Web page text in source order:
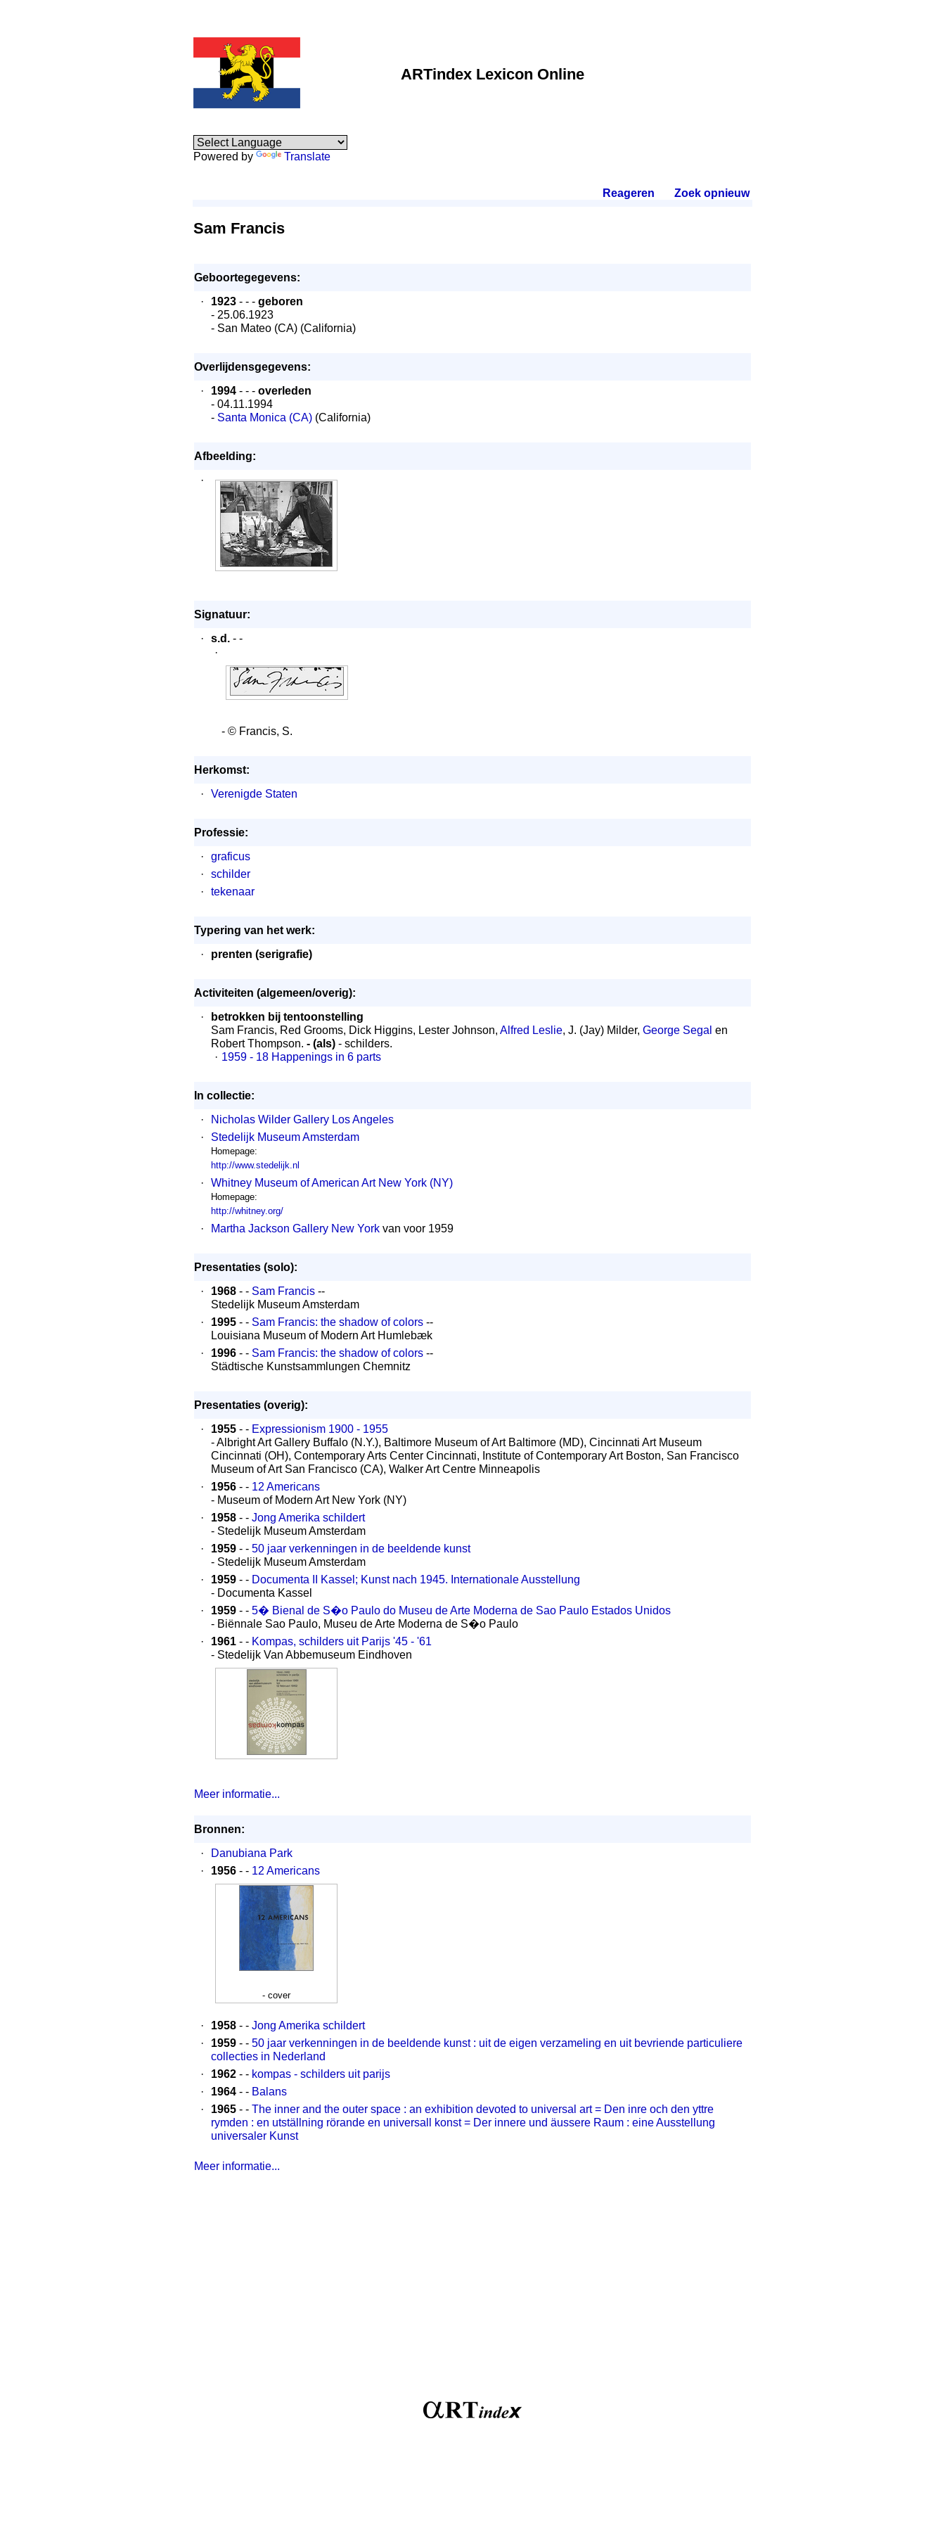
ARTindex Lexicon Online
Powered by Translate
Reageren Zoek opnieuw.
Sam Francis
Geboortegegevens:
·
1923 - - - geboren
- 25.06.1923
- San Mateo (CA) (California)
Overlijdensgegevens:
·
1994 - - - overleden
- 04.11.1994
- Santa Monica (CA) (California)
Afbeelding:
·
Signatuur:
·
s.d. - -
·
- © Francis, S.
Herkomst:
·
Verenigde Staten
Professie:
·
graficus
·
schilder
·
tekenaar
Typering van het werk:
·
prenten (serigrafie)
Activiteiten (algemeen/overig):
·
betrokken bij tentoonstelling
Sam Francis, Red Grooms, Dick Higgins, Lester Johnson, Alfred Leslie, J. (Jay) Milder, George Segal en
Robert Thompson. - (als) - schilders.
· 1959 - 18 Happenings in 6 parts
In collectie:
·
Nicholas Wilder Gallery Los Angeles
·
Stedelijk Museum Amsterdam
Homepage:
http://www.stedelijk.nl
· Whitney Museum of American Art New York (NY)
Homepage:
http://whitney.org/
· Martha Jackson Gallery New York van voor 1959
Presentaties (solo):
·
1968 - - Sam Francis --
Stedelijk Museum Amsterdam
·
1995 - - Sam Francis: the shadow of colors --
Louisiana Museum of Modern Art Humlebæk
·
1996 - - Sam Francis: the shadow of colors --
Städtische Kunstsammlungen Chemnitz
Presentaties (overig):
·
1955 - - Expressionism 1900 - 1955
- Albright Art Gallery Buffalo (N.Y.), Baltimore Museum of Art Baltimore (MD), Cincinnati Art Museum
Cincinnati (OH), Contemporary Arts Center Cincinnati, Institute of Contemporary Art Boston, San Francisco
Museum of Art San Francisco (CA), Walker Art Centre Minneapolis
·
1956 - - 12 Americans
- Museum of Modern Art New York (NY)
·
1958 - - Jong Amerika schildert
- Stedelijk Museum Amsterdam
·
1959 - - 50 jaar verkenningen in de beeldende kunst
- Stedelijk Museum Amsterdam
·
1959 - - Documenta II Kassel; Kunst nach 1945. Internationale Ausstellung
- Documenta Kassel
·
1959 - - 5� Bienal de S�o Paulo do Museu de Arte Moderna de Sao Paulo Estados Unidos
- Biënnale Sao Paulo, Museu de Arte Moderna de S�o Paulo
·
1961 - - Kompas, schilders uit Parijs '45 - '61
- Stedelijk Van Abbemuseum Eindhoven
Meer informatie...
Bronnen:
·
Danubiana Park
·
1956 - - 12 Americans
- cover
· 1958 - - Jong Amerika schildert
·
1959 - - 50 jaar verkenningen in de beeldende kunst : uit de eigen verzameling en uit bevriende particuliere
collecties in Nederland
·
1962 - - kompas - schilders uit parijs
·
1964 - - Balans
·
1965 - - The inner and the outer space : an exhibition devoted to universal art = Den inre och den yttre
rymden : en utställning rörande en universall konst = Der innere und äussere Raum : eine Ausstellung
universaler Kunst
Meer informatie...